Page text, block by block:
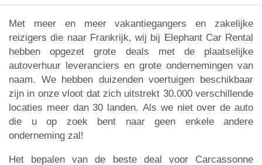
Met meer en meer vakantiegangers en zakelijke
reizigers die naar Frankrijk, wij bij Elephant Car Rental
hebben opgezet grote deals met de plaatselijke
autoverhuur leveranciers en grote ondernemingen van
naam. We hebben duizenden voertuigen beschikbaar
zijn in onze vloot dat zich uitstrekt 30.000 verschillende
locaties meer dan 30 landen. Als we niet over de auto
die u op zoek bent naar geen enkele andere
onderneming zal!
Het bepalen van de beste deal voor Carcassonne